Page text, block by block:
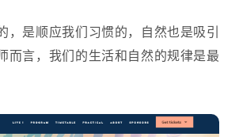
，是顺应我们习惯的，自然也是吸引
而言，我们的生活和自然的规律是最